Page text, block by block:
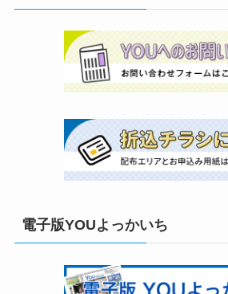
電子版YOUよっかいち